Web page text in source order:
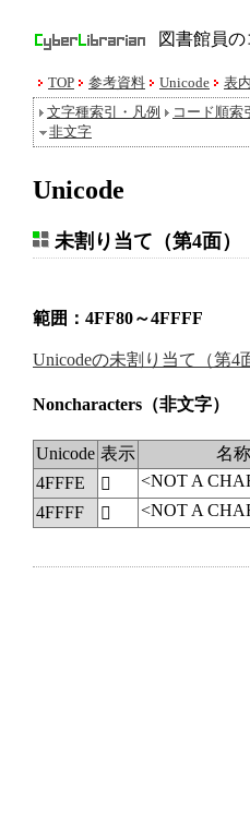
図書館員
TOP 参考資料 Unicode 表
文字種索引・凡例
コード順索引
非文字
Unicode
未割り当て（第4面）
範囲：4FF80～4FFFF
Unicodeの未割り当て（第4
Noncharacters （非文字）
Unicode 表示
名称
4FFFE
񏿾
<NOT A
4FFFF
񏿿 <NOT A